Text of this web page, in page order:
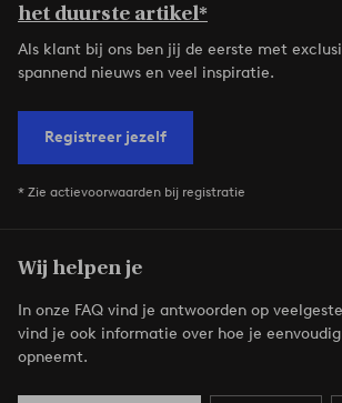
het duurste artikel*
Als klant bij ons ben jij de eerste met
spannend nieuws en veel inspiratie.
Registreer jezelf
* Zie actievoorwaarden bij registratie
Wij helpen je
In onze FAQ vind je antwoorden op
vind je ook informatie over hoe je
opneemt.